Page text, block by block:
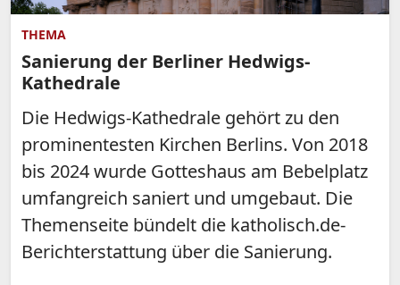
THEMA
Sanierung der Berliner Hedwigs-
Kathedrale
Die Hedwigs-Kathedrale gehört zu den
prominentesten Kirchen Berlins. Von 2018
bis 2024 wurde Gotteshaus am Bebelplatz
umfangreich saniert und umgebaut. Die
Themenseite bündelt die katholisch.de-
Berichterstattung über die Sanierung.